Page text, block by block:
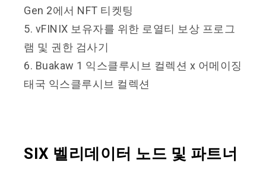
Gen 2에서 NFT 티켓팅
5. vFINIX 보유자를 위한 로열티 보상 프로그
램 및 권한 검사기
6. Buakaw 1 익스클루시브 컬렉션 x 어메이징
태국 익스클루시브 컬렉션
SIX 벨리데이터 노드 및 파트너